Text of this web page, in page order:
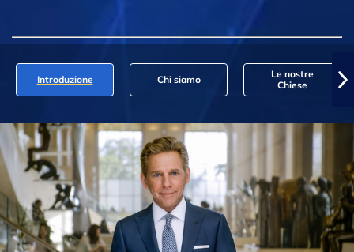
Introduzione Chi siamo
Le nostre
Chiese